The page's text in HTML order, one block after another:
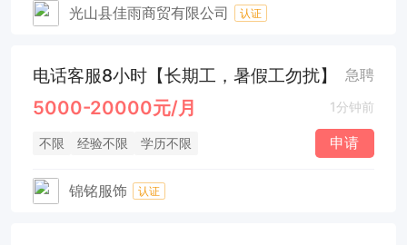
光山县佳雨商贸有限公司 认证
电话客服8小时【长期工，暑假工勿扰】 急聘
5000-20000元/月 1分钟前
不限 经验不限 学历不限 申请
锦铭服饰 认证